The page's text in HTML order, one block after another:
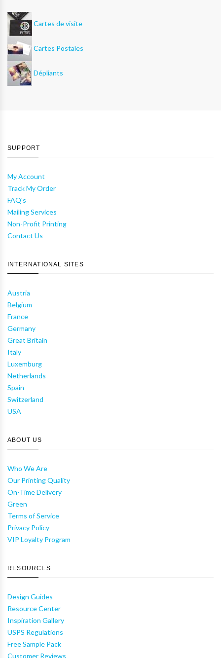
Cartes de visite
Cartes Postales
Dépliants
SUPPORT
My Account
Track My Order
FAQ's
Mailing Services
Non-Profit Printing
Contact Us
INTERNATIONAL SITES
Austria
Belgium
France
Germany
Great Britain
Italy
Luxemburg
Netherlands
Spain
Switzerland
USA
ABOUT US
Who We Are
Our Printing Quality
On-Time Delivery
Green
Terms of Service
Privacy Policy
VIP Loyalty Program
RESOURCES
Design Guides
Resource Center
Inspiration Gallery
USPS Regulations
Free Sample Pack
Customer Reviews